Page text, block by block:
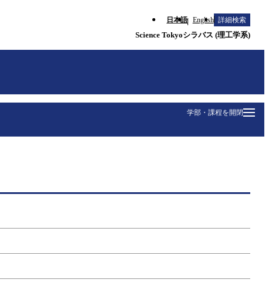
日本語 English 詳細検索
Science Tokyoシラバス (理工学系)
学部・課程を開閉